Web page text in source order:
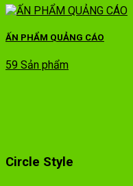
ẤN PHẨM QUẢNG CÁO
59 Sản phẩm
Circle Style